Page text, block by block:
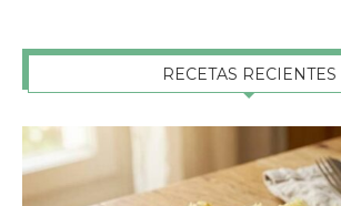
RECETAS RECIENTES